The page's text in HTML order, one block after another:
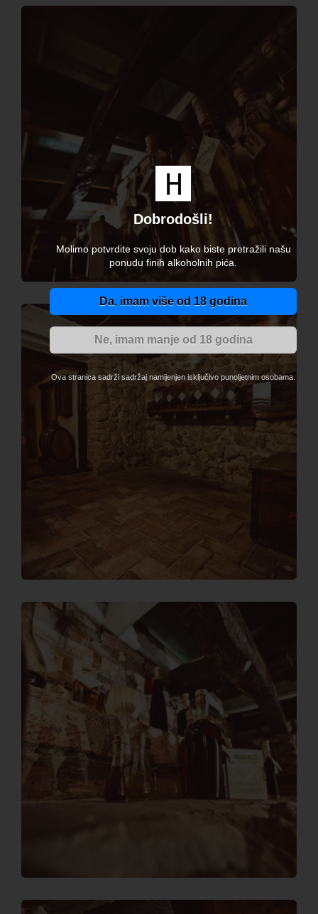
Dobrodošli!
Molimo potvrdite svoju dob kako biste pretražili našu
ponudu finih alkoholnih pića.
Da, imam više od 18 godina
Ne, imam manje od 18 godina
Ova stranica sadrži sadržaj namijenjen isključivo punoljetnim osobama.